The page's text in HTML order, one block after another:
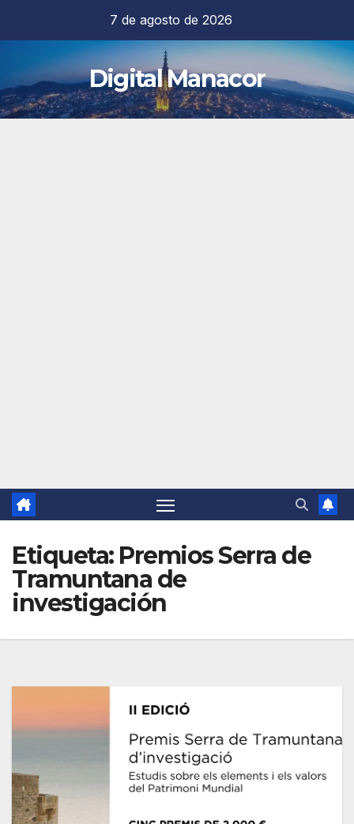
contenido
7 de agosto de 2026
Digital Manacor
Etiqueta: Premios Serra de
Tramuntana de
investigación